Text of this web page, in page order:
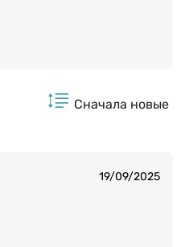
Сначала новые
19/09/2025